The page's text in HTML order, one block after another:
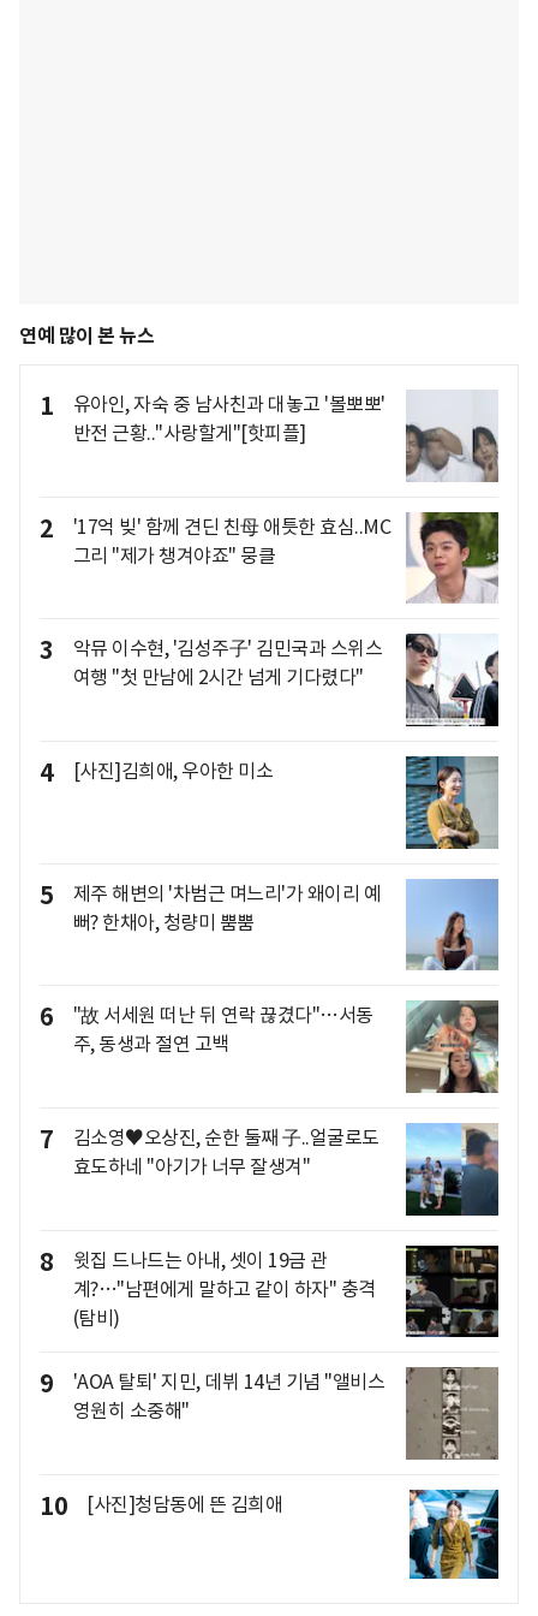
연예 많이 본 뉴스
1
유아인, 자숙 중 남사친과 대놓고 '볼뽀뽀'
반전 근황.."사랑할게"[핫피플]
2
'17억 빚' 함께 견딘 친母 애틋한 효심..MC
그리 "제가 챙겨야죠" 뭉클
3
악뮤 이수현, '김성주子' 김민국과 스위스
여행 "첫 만남에 2시간 넘게 기다렸다"
4 [사진]김희애, 우아한 미소
5
제주 해변의 '차범근 며느리'가 왜이리 예
뻐? 한채아, 청량미 뿜뿜
6
"故 서세원 떠난 뒤 연락 끊겼다"…서동
주, 동생과 절연 고백
7
김소영♥오상진, 순한 둘째 子..얼굴로도
효도하네 "아기가 너무 잘생겨"
8
윗집 드나드는 아내, 셋이 19금 관
계?…"남편에게 말하고 같이 하자" 충격
(탐비)
9
'AOA 탈퇴' 지민, 데뷔 14년 기념 "앨비스
영원히 소중해"
10 [사진]청담동에 뜬 김희애